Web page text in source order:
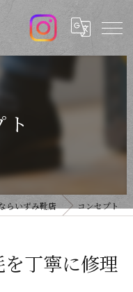
らいずみ靴店 コンセプト
丁寧に修理